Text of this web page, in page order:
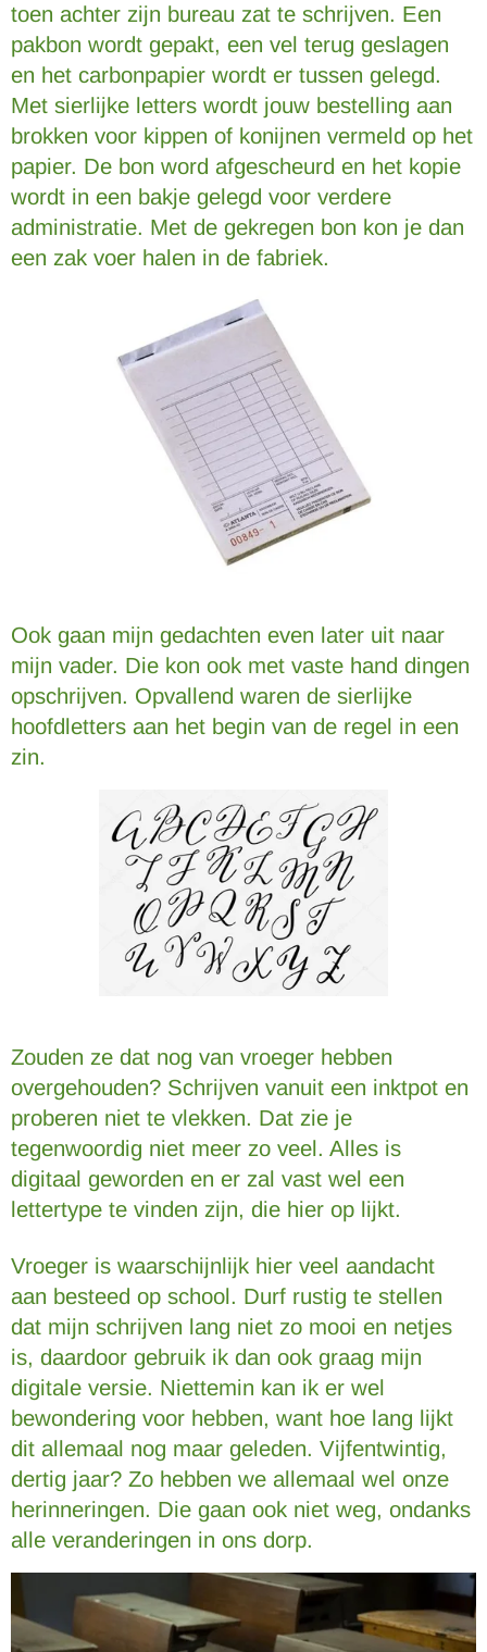
toen achter zijn bureau zat te schrijven. Een
pakbon wordt gepakt, een vel terug geslagen
en het carbonpapier wordt er tussen gelegd.
Met sierlijke letters wordt jouw bestelling aan
brokken voor kippen of konijnen vermeld op het
papier. De bon word afgescheurd en het kopie
wordt in een bakje gelegd voor verdere
administratie. Met de gekregen bon kon je dan
een zak voer halen in de fabriek.
Ook gaan mijn gedachten even later uit naar
mijn vader. Die kon ook met vaste hand dingen
opschrijven. Opvallend waren de sierlijke
hoofdletters aan het begin van de regel in een
zin.
Zouden ze dat nog van vroeger hebben
overgehouden? Schrijven vanuit een inktpot en
proberen niet te vlekken. Dat zie je
tegenwoordig niet meer zo veel. Alles is
digitaal geworden en er zal vast wel een
lettertype te vinden zijn, die hier op lijkt.
Vroeger is waarschijnlijk hier veel aandacht
aan besteed op school. Durf rustig te stellen
dat mijn schrijven lang niet zo mooi en netjes
is, daardoor gebruik ik dan ook graag mijn
digitale versie. Niettemin kan ik er wel
bewondering voor hebben, want hoe lang lijkt
dit allemaal nog maar geleden. Vijfentwintig,
dertig jaar? Zo hebben we allemaal wel onze
herinneringen. Die gaan ook niet weg, ondanks
alle veranderingen in ons dorp.